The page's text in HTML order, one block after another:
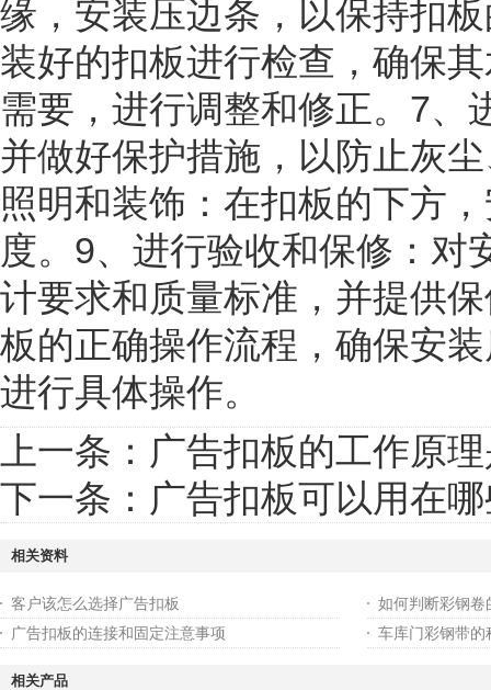
缘，安装压边条，以保持扣
装好的扣板进行检查，确保
需要，进行调整和修正。7、
并做好保护措施，以防止灰
照明和装饰：在扣板的下方
度。9、进行验收和保修：对
计要求和质量标准，并提供
板的正确操作流程，确保安
进行具体操作。
上一条： 广告扣板的工作原
下一条： 广告扣板可以用在
相关资料
客户该怎么选择广告扣板
如何判断彩钢卷
广告扣板的连接和固定注意事项
车库门彩钢带的
相关产品